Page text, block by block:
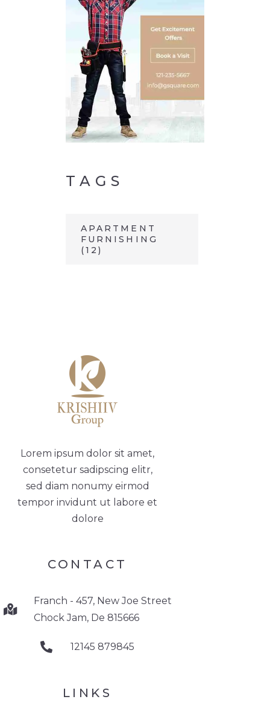
TAGS
APARTMENT
FURNISHING
(12)
Lorem ipsum dolor sit amet,
consetetur sadipscing elitr,
sed diam nonumy eirmod
tempor invidunt ut labore et
dolore
CONTACT
Franch - 457, New Joe Street
Chock Jam, De 815666
12145 879845
LINKS